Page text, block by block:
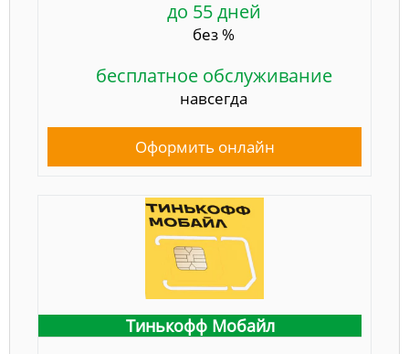
до 55 дней
без %
бесплатное обслуживание
навсегда
Оформить онлайн
Тинькофф Мобайл